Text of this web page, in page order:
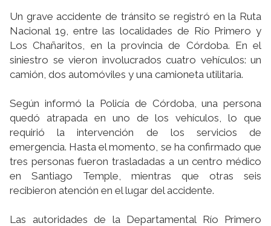
Un grave accidente de tránsito se registró en la Ruta
Nacional 19, entre las localidades de Rí­o Primero y
Los Chañaritos, en la provincia de Córdoba. En el
siniestro se vieron involucrados cuatro vehí­culos: un
camión, dos automóviles y una camioneta utilitaria.
Según informó la Policí­a de Córdoba, una persona
quedó atrapada en uno de los vehí­culos, lo que
requirió la intervención de los servicios de
emergencia. Hasta el momento, se ha confirmado que
tres personas fueron trasladadas a un centro médico
en Santiago Temple, mientras que otras seis
recibieron atención en el lugar del accidente.
Las autoridades de la Departamental Rí­o Primero